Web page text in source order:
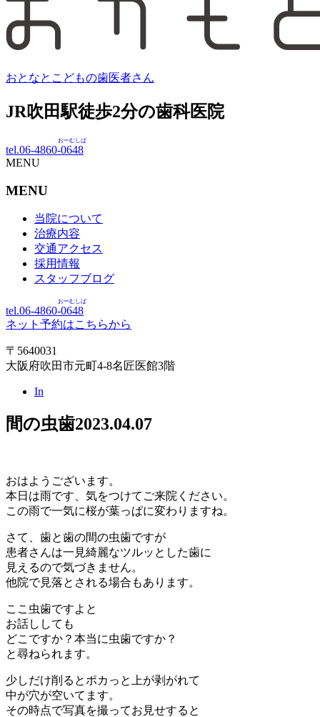
おとなとこどもの歯医者さん
JR吹田駅徒歩2分の歯科医院
tel.06-4860-0648
おーむしば
MENU
MENU
当院について
治療内容
交通アクセス
採用情報
スタッフブログ
tel.06-4860-0648
おーむしば
ネット予約はこちらから
〒5640031
大阪府吹田市元町4-8名匠医館3階
In
間の虫歯2023.04.07
おはようございます。
本日は雨です、気をつけてご来院ください。
この雨で一気に桜が葉っぱに変わりますね。
さて、歯と歯の間の虫歯ですが
患者さんは一見綺麗なツルッとした歯に
見えるので気づきません。
他院で見落とされる場合もあります。
ここ虫歯ですよと
お話ししても
どこですか？本当に虫歯ですか？
と尋ねられます。
少しだけ削るとポカっと上が剥がれて
中が穴が空いてます。
その時点で写真を撮ってお見せすると